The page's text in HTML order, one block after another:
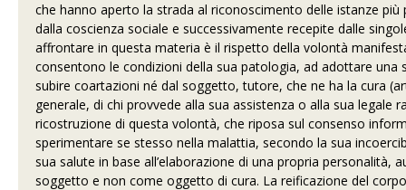
che hanno aperto la strada al riconoscimento delle istanze
dalla coscienza sociale e successivamente recepite dalle
affrontare in questa materia è il rispetto della volontà
consentono le condizioni della sua patologia, ad adottare
subire coartazioni né dal soggetto, tutore, che ne ha la cura
generale, di chi provvede alla sua assistenza o alla sua legale
ricostruzione di questa volontà, che riposa sul consenso
sperimentare se stesso nella malattia, secondo la sua
sua salute in base all’elaborazione di una propria
soggetto e non come oggetto di cura. La reificazione del